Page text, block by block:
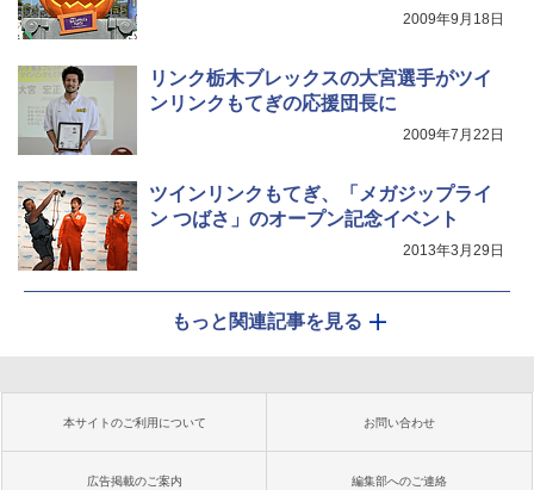
2009年9月18日
リンク栃木ブレックスの大宮選手がツイ
ンリンクもてぎの応援団長に
2009年7月22日
ツインリンクもてぎ、「メガジップライ
ン つばさ」のオープン記念イベント
2013年3月29日
もっと関連記事を見る
本サイトのご利用について お問い合わせ
広告掲載のご案内 編集部へのご連絡